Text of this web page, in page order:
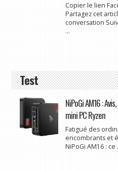
Copier le lien
Partagez cet
conversation
...
Test
NiPoGi AM16 :
mini PC Ryzen
Fatigué des
encombrants et
NiPoGi AM16 : ce